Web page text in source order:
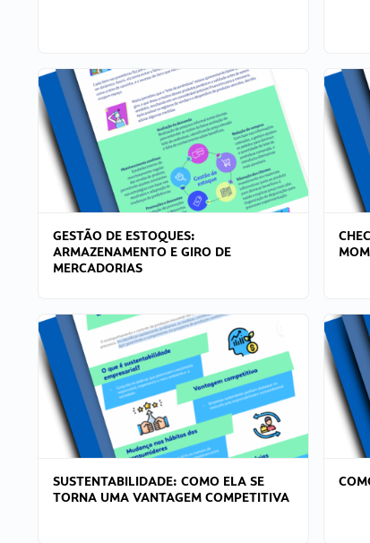
GESTÃO DE ESTOQUES:
ARMAZENAMENTO E GIRO DE
MERCADORIAS
SUSTENTABILIDADE: COMO ELA SE
TORNA UMA VANTAGEM COMPETITIVA